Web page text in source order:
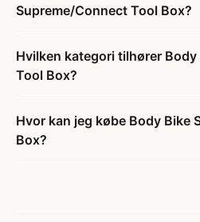
Supreme/Connect Tool Box?
Hvilken kategori tilhører
Tool Box?
Hvor kan jeg købe Body Bike
Box?